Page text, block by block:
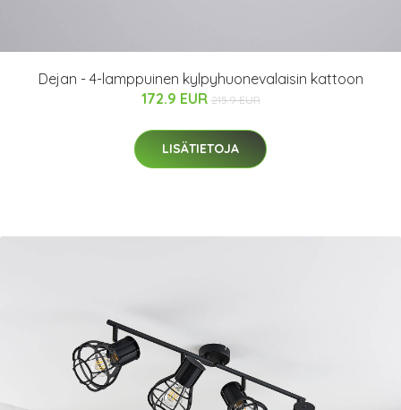
Dejan - 4-lamppuinen kylpyhuonevalaisin kattoon
172.9 EUR 215.9 EUR
LISÄTIETOJA